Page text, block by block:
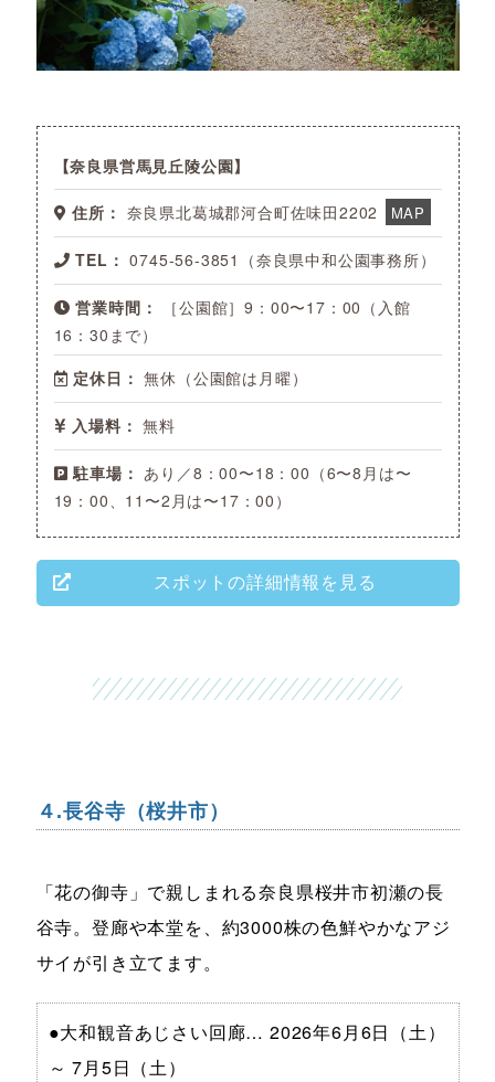
奈良県営馬見丘陵公園
住所： 奈良県北葛城郡河合町佐味田2202 MAP
TEL： 0745-56-3851（奈良県中和公園事務所）
営業時間：
［公園館］9：00〜17：00（入館
16：30まで）
定休日： 無休（公園館は月曜）
入場料： 無料
駐車場： あり／8：00〜18：00（6〜8月は〜
19：00、11〜2月は〜17：00）
スポットの詳細情報を見る
４.長谷寺（桜井市）
「花の御寺」で親しまれる奈良県桜井市初瀬の長
谷寺。登廊や本堂を、約3000株の色鮮やかなアジ
サイが引き立てます。
●大和観音あじさい回廊… 2026年6月6日（土）
～ 7月5日（土）